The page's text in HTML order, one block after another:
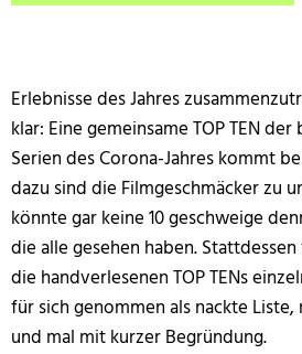
Erlebnisse des Jahres
klar: Eine gemeinsame TOP TEN
Serien des Corona-Jahres kommt
dazu sind die Filmgeschmäcker zu
könnte gar keine 10 geschweige
die alle gesehen haben.
die handverlesenen TOP TENs
für sich genommen als nackte Liste,
und mal mit kurzer Begründung.